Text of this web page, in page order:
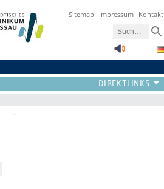
Sitemap Impressum Kontakt